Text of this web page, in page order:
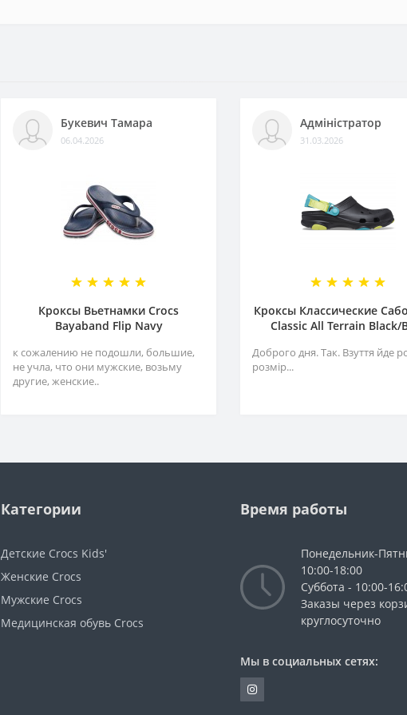
Букевич Тамара
06.04.2026
Кроксы Вьетнамки Crocs
Bayaband Flip Navy
к сожалению не подошли, большие,
не учла, что они мужские, возьму
другие, женские..
Адміністратор
31.03.2026
Кроксы Классические
Classiс All Terrain Black/
Доброго дня. Так. Взуття йде
розмір...
Категории
Детские Crocs Kids'
Женские Crocs
Мужские Crocs
Медицинская обувь Crocs
Время работы
Понедельник-
10:00-18:00
Суббота - 10:00-
Заказы через
круглосуточно
Мы в социальных сетях: